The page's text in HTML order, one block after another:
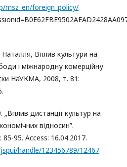
msz_en/foreign_policy/
Вплив культури на
і міжнародну комерційну
НаУКМА, 2008, т. 81:
дистанції культур на
відносин”.
95. Access: 16.04.2017.
handle/123456789/12467